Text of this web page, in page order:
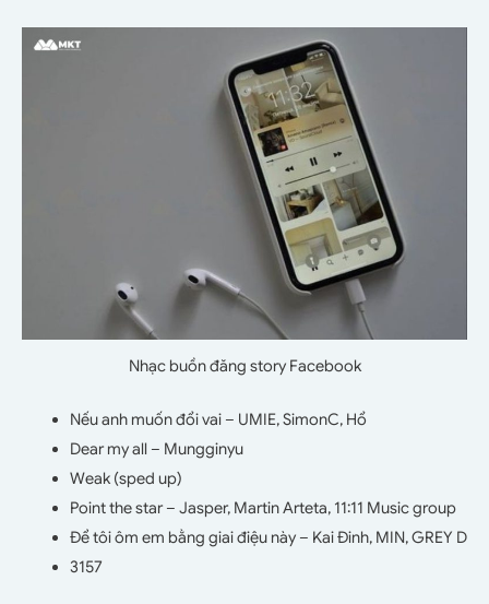
Nhạc buồn đăng story Facebook
Nếu anh muốn đổi vai – UMIE, SimonC, Hổ
Dear my all – Mungginyu
Weak (sped up)
Point the star – Jasper, Martin Arteta, 11:11 Music group
Để tôi ôm em bằng giai điệu này – Kai Đinh, MIN, GREY D
3157